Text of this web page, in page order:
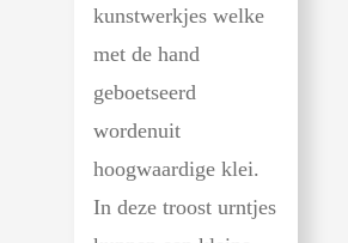
kunstwerkjes welke
met de hand
geboetseerd
wordenuit
hoogwaardige klei.
In deze troost urntjes